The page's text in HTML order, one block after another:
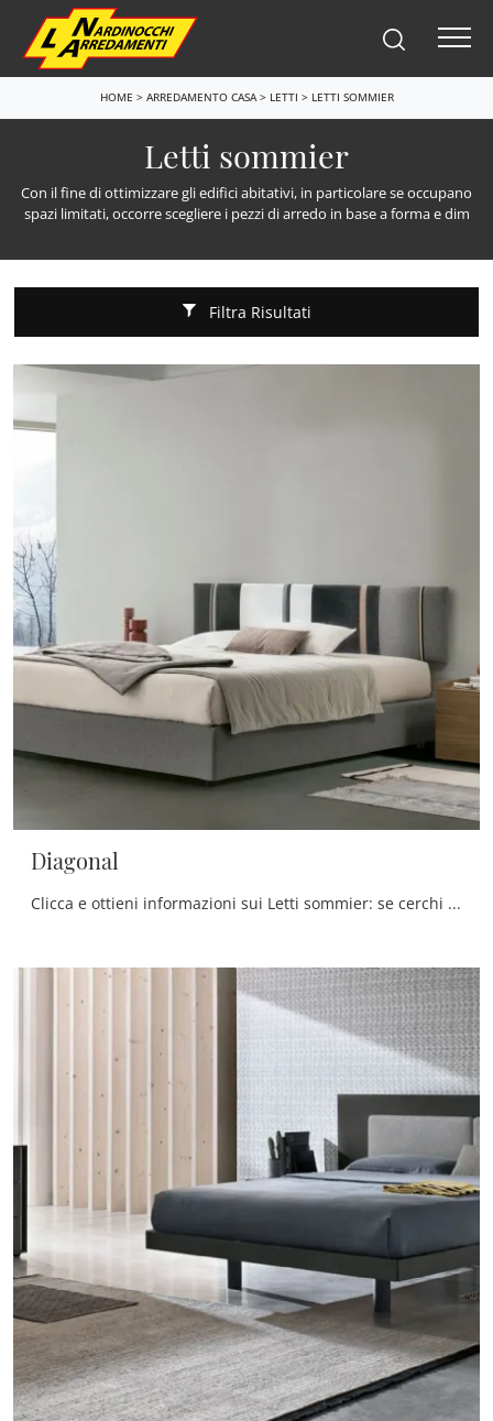
HOME > ARREDAMENTO CASA> LETTI > LETTI SOMMIER
Letti sommier
Con il fine di ottimizzare gli edifici abitativi, in particolare se occupano
spazi limitati, occorre scegliere i pezzi di arredo in base a forma e dim
Filtra Risultati
Diagonal
Clicca e ottieni informazioni sui Letti sommier: se cerchi modelli matrimoniali moderni, il modello Diagonal Tomasella fa al caso tuo.